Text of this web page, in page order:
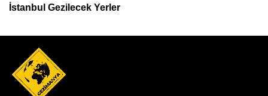
İstanbul Gezilecek Yerler